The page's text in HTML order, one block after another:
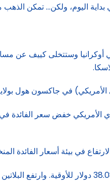
ولكن… تمكن الذهب من عكس
وستتخلى كييف عن
في جاكسون هول
الأمريكي خفض سعر
في بيئة أسعار الفائدة